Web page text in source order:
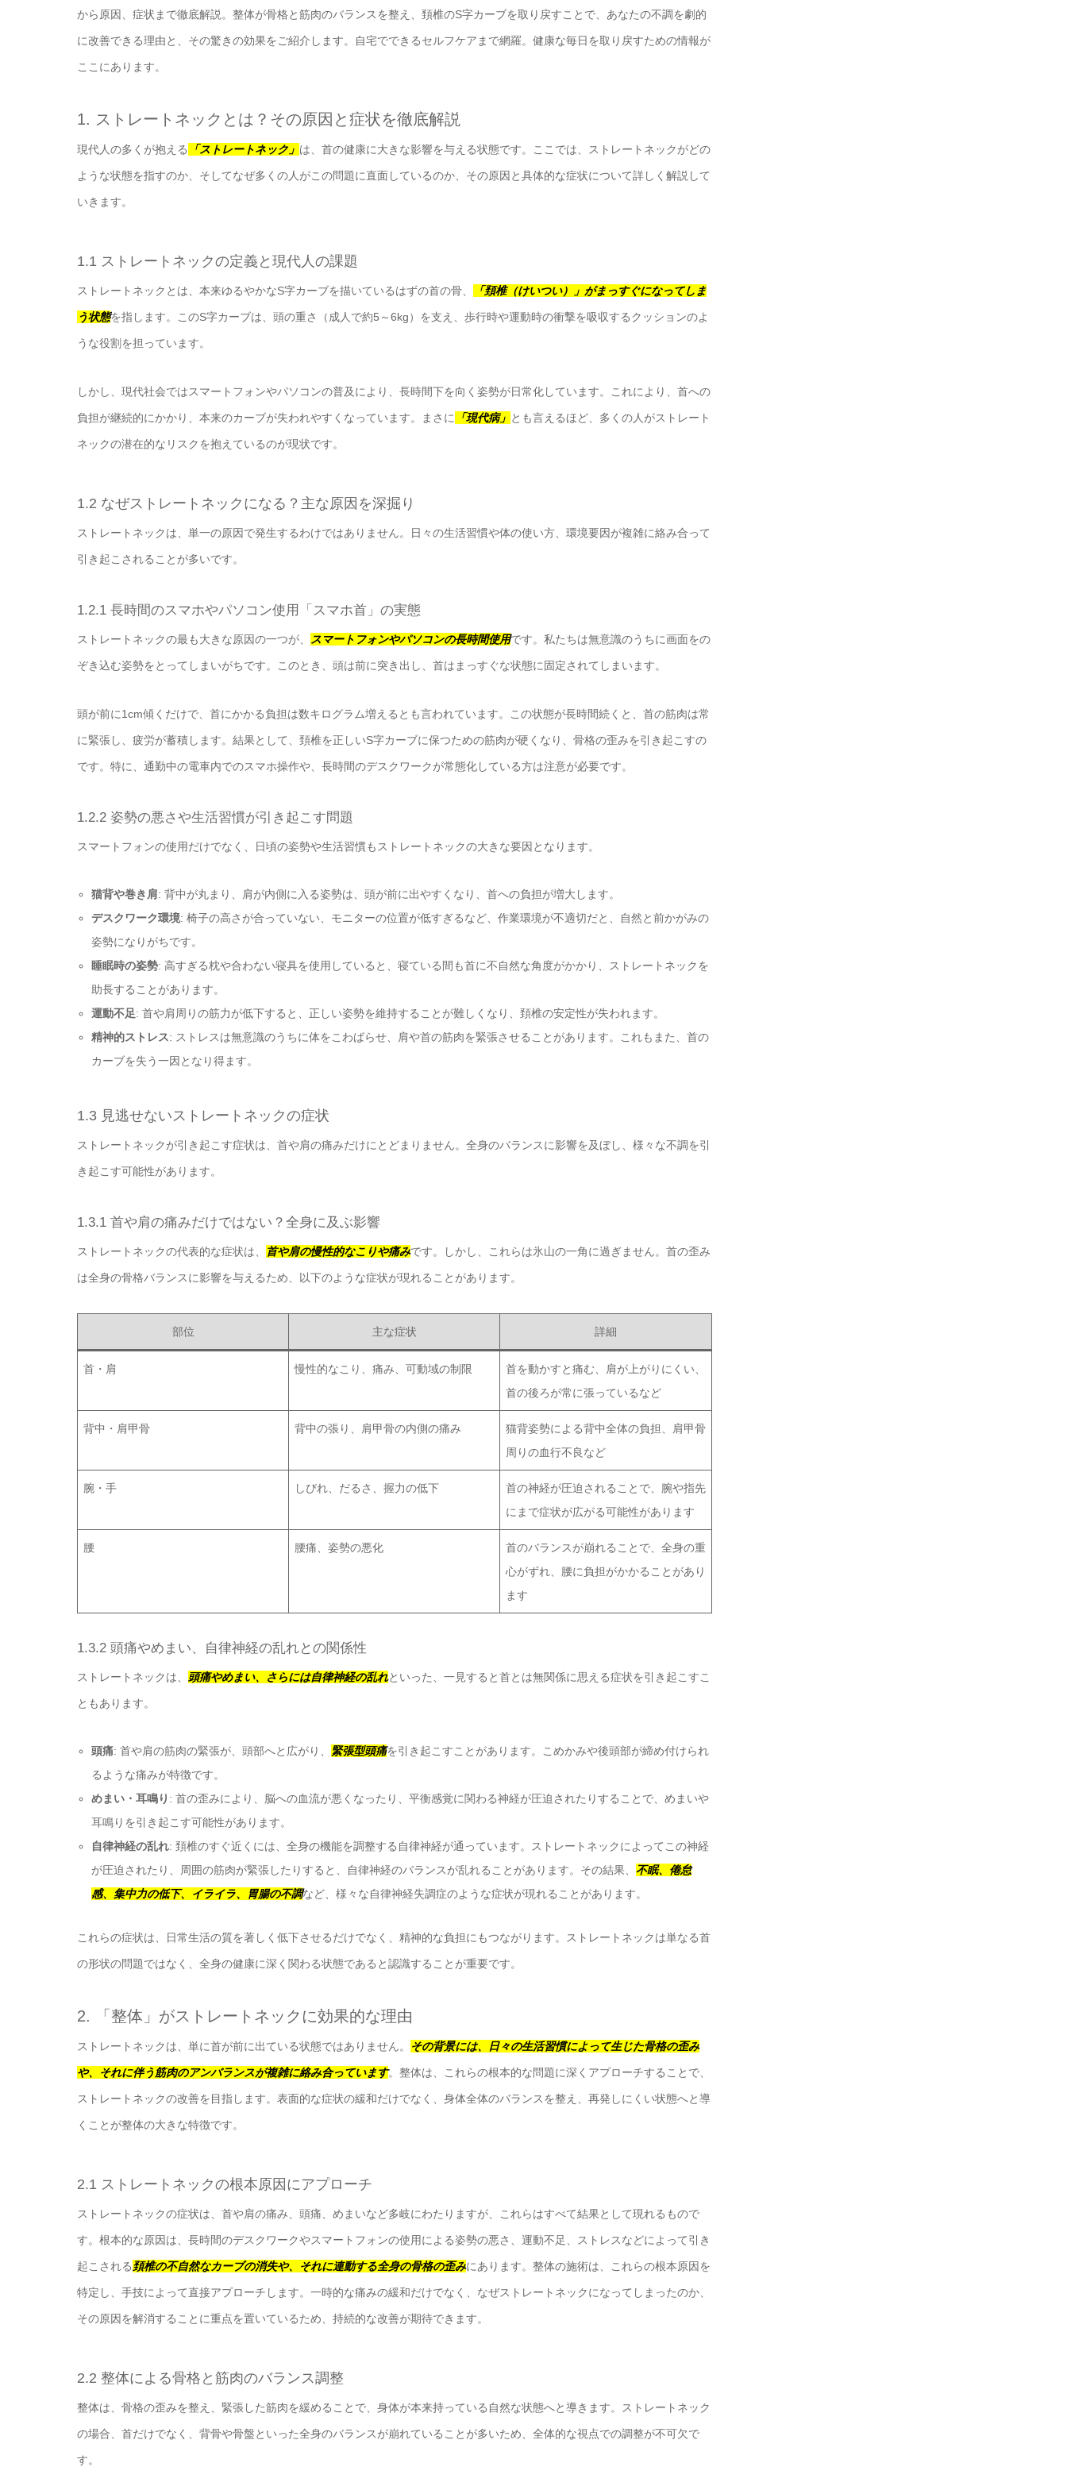
から原因、症状まで徹底解説。整体が骨格と筋肉のバランスを整え、頚椎のS字カーブを取り戻すことで、あなたの不調を劇的
に改善できる理由と、その驚きの効果をご紹介します。自宅でできるセルフケアまで網羅。健康な毎日を取り戻すための情報が
ここにあります。
1. ストレートネックとは？その原因と症状を徹底解説
現代人の多くが抱える 「ストレートネック」 は、首の健康に大きな影響を与える状態です。ここでは、ストレートネックがどの
ような状態を指すのか、そしてなぜ多くの人がこの問題に直面しているのか、その原因と具体的な症状について詳しく解説して
いきます。
1.1 ストレートネックの定義と現代人の課題
ストレートネックとは、本来ゆるやかなS字カーブを描いているはずの首の骨、 「頚椎（けいつい）」がまっすぐになってしま
う状態を指します。このS字カーブは、頭の重さ（成人で約5～6kg）を支え、歩行時や運動時の衝撃を吸収するクッションのよ
うな役割を担っています。
しかし、現代社会ではスマートフォンやパソコンの普及により、長時間下を向く姿勢が日常化しています。これにより、首への
負担が継続的にかかり、本来のカーブが失われやすくなっています。まさに 「現代病」 とも言えるほど、多くの人がストレート
ネックの潜在的なリスクを抱えているのが現状です。
1.2 なぜストレートネックになる？主な原因を深掘り
ストレートネックは、単一の原因で発生するわけではありません。日々の生活習慣や体の使い方、環境要因が複雑に絡み合って
引き起こされることが多いです。
1.2.1 長時間のスマホやパソコン使用「スマホ首」の実態
ストレートネックの最も大きな原因の一つが、 スマートフォンやパソコンの長時間使用です。私たちは無意識のうちに画面をの
ぞき込む姿勢をとってしまいがちです。このとき、頭は前に突き出し、首はまっすぐな状態に固定されてしまいます。
頭が前に1cm傾くだけで、首にかかる負担は数キログラム増えるとも言われています。この状態が長時間続くと、首の筋肉は常
に緊張し、疲労が蓄積します。結果として、頚椎を正しいS字カーブに保つための筋肉が硬くなり、骨格の歪みを引き起こすの
です。特に、通勤中の電車内でのスマホ操作や、長時間のデスクワークが常態化している方は注意が必要です。
1.2.2 姿勢の悪さや生活習慣が引き起こす問題
スマートフォンの使用だけでなく、日頃の姿勢や生活習慣もストレートネックの大きな要因となります。
猫背や巻き肩: 背中が丸まり、肩が内側に入る姿勢は、頭が前に出やすくなり、首への負担が増大します。
デスクワーク環境: 椅子の高さが合っていない、モニターの位置が低すぎるなど、作業環境が不適切だと、自然と前かがみの
姿勢になりがちです。
睡眠時の姿勢: 高すぎる枕や合わない寝具を使用していると、寝ている間も首に不自然な角度がかかり、ストレートネックを
助長することがあります。
運動不足: 首や肩周りの筋力が低下すると、正しい姿勢を維持することが難しくなり、頚椎の安定性が失われます。
精神的ストレス: ストレスは無意識のうちに体をこわばらせ、肩や首の筋肉を緊張させることがあります。これもまた、首の
カーブを失う一因となり得ます。
1.3 見逃せないストレートネックの症状
ストレートネックが引き起こす症状は、首や肩の痛みだけにとどまりません。全身のバランスに影響を及ぼし、様々な不調を引
き起こす可能性があります。
1.3.1 首や肩の痛みだけではない？全身に及ぶ影響
ストレートネックの代表的な症状は、 首や肩の慢性的なこりや痛みです。しかし、これらは氷山の一角に過ぎません。首の歪み
は全身の骨格バランスに影響を与えるため、以下のような症状が現れることがあります。
部位 主な症状 詳細
首・肩 慢性的なこり、痛み、可動域の制限
首を動かすと痛む、肩が上がりにくい、
首の後ろが常に張っているなど
背中・肩甲骨 背中の張り、肩甲骨の内側の痛み
猫背姿勢による背中全体の負担、肩甲骨
周りの血行不良など
腕・手 しびれ、だるさ、握力の低下
首の神経が圧迫されることで、腕や指先
にまで症状が広がる可能性があります
腰 腰痛、姿勢の悪化
首のバランスが崩れることで、全身の重
心がずれ、腰に負担がかかることがあり
ます
1.3.2 頭痛やめまい、自律神経の乱れとの関係性
ストレートネックは、 頭痛やめまい、さらには自律神経の乱れといった、一見すると首とは無関係に思える症状を引き起こすこ
ともあります。
頭痛: 首や肩の筋肉の緊張が、頭部へと広がり、 緊張型頭痛を引き起こすことがあります。こめかみや後頭部が締め付けられ
るような痛みが特徴です。
めまい・耳鳴り : 首の歪みにより、脳への血流が悪くなったり、平衡感覚に関わる神経が圧迫されたりすることで、めまいや
耳鳴りを引き起こす可能性があります。
自律神経の乱れ: 頚椎のすぐ近くには、全身の機能を調整する自律神経が通っています。ストレートネックによってこの神経
が圧迫されたり、周囲の筋肉が緊張したりすると、自律神経のバランスが乱れることがあります。その結果、不眠、倦怠
感、集中力の低下、イライラ、胃腸の不調など、様々な自律神経失調症のような症状が現れることがあります。
これらの症状は、日常生活の質を著しく低下させるだけでなく、精神的な負担にもつながります。ストレートネックは単なる首
の形状の問題ではなく、全身の健康に深く関わる状態であると認識することが重要です。
2. 「整体」がストレートネックに効果的な理由
ストレートネックは、単に首が前に出ている状態ではありません。 その背景には、日々の生活習慣によって生じた骨格の歪み
や、それに伴う筋肉のアンバランスが複雑に絡み合っています。整体は、これらの根本的な問題に深くアプローチすることで、
ストレートネックの改善を目指します。表面的な症状の緩和だけでなく、身体全体のバランスを整え、再発しにくい状態へと導
くことが整体の大きな特徴です。
2.1 ストレートネックの根本原因にアプローチ
ストレートネックの症状は、首や肩の痛み、頭痛、めまいなど多岐にわたりますが、これらはすべて結果として現れるもので
す。根本的な原因は、長時間のデスクワークやスマートフォンの使用による姿勢の悪さ、運動不足、ストレスなどによって引き
起こされる頚椎の不自然なカーブの消失や、それに連動する全身の骨格の歪みにあります。整体の施術は、これらの根本原因を
特定し、手技によって直接アプローチします。一時的な痛みの緩和だけでなく、なぜストレートネックになってしまったのか、
その原因を解消することに重点を置いているため、持続的な改善が期待できます。
2.2 整体による骨格と筋肉のバランス調整
整体は、骨格の歪みを整え、緊張した筋肉を緩めることで、身体が本来持っている自然な状態へと導きます。ストレートネック
の場合、首だけでなく、背骨や骨盤といった全身のバランスが崩れていることが多いため、全体的な視点での調整が不可欠で
す。